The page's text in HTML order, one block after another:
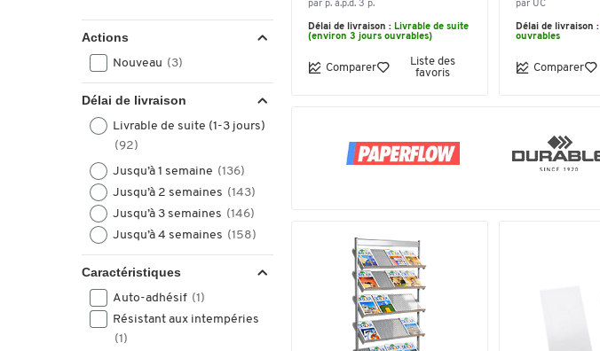
Actions
Nouveau (3)
Délai de livraison
Livrable de suite (1-3 jours)
(92)
Jusqu’à 1 semaine (136)
Jusqu’à 2 semaines (143)
Jusqu’à 3 semaines (146)
Jusqu’à 4 semaines (158)
Caractéristiques
Auto-adhésif (1)
Résistant aux intempéries
(1)
par p. à.p.d. 3 p.
Délai de livraison : Livrable de suite
(environ 3 jours ouvrables)
Comparer
Liste des
favoris
par UC
Délai de livraison :
ouvrables
Comparer